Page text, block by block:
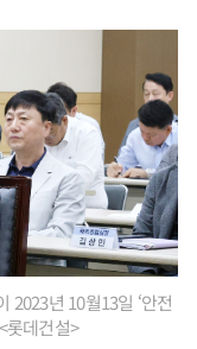
2023년 10월13일 ‘안전
롯데건설>